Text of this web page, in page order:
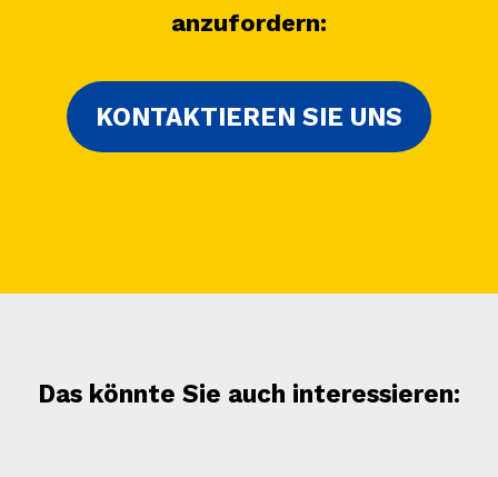
anzufordern:
KONTAKTIEREN SIE UNS
Das könnte Sie auch interessieren: